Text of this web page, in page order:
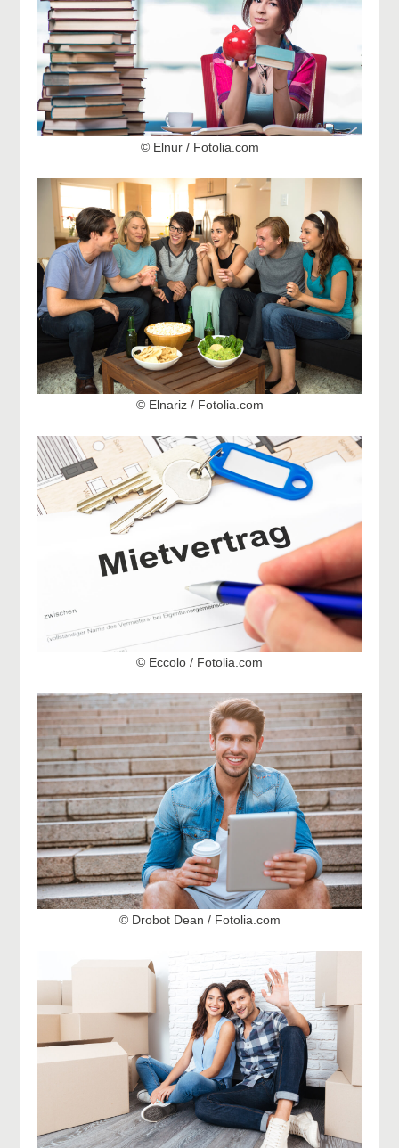
© Elnur / Fotolia.com
© Elnariz / Fotolia.com
© Eccolo / Fotolia.com
© Drobot Dean / Fotolia.com